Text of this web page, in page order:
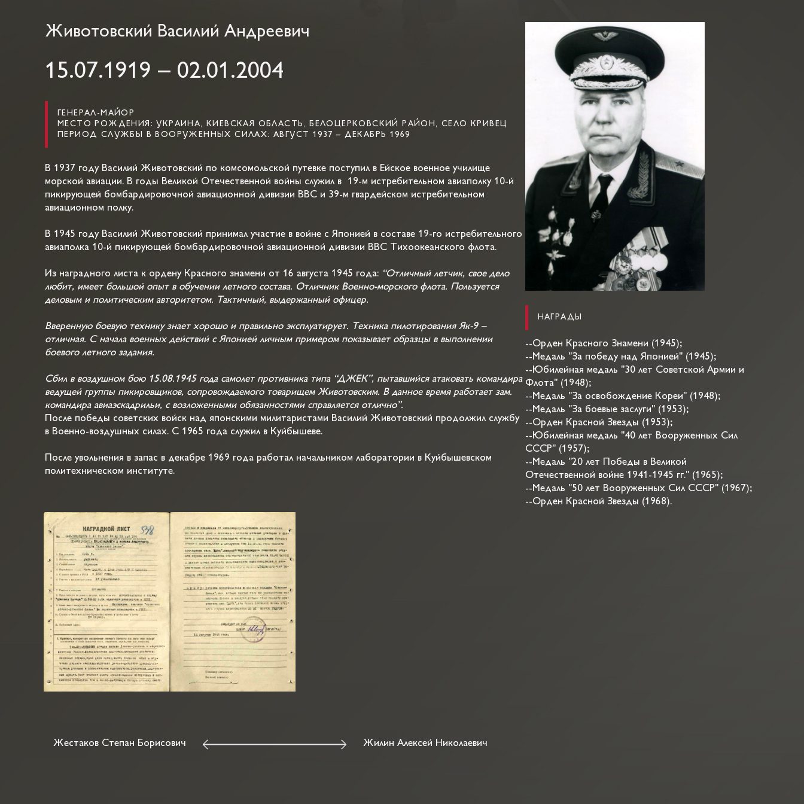
Животовский Василий Андреевич
15.07.1919 – 02.01.2004
ГЕНЕРАЛ-МАЙОР
МЕСТО РОЖДЕНИЯ: УКРАИНА, КИЕВСКАЯ ОБЛАСТЬ, БЕЛОЦЕРКОВСКИЙ РАЙОН, СЕЛО КРИВЕЦ
ПЕРИОД СЛУЖБЫ В ВООРУЖЕННЫХ СИЛАХ: АВГУСТ 1937 – ДЕКАБРЬ 1969
В 1937 году Василий Животовский по комсомольской путевке поступил в Ейское военное училище
морской авиации. В годы Великой Отечественной войны служил в 19-м истребительном авиаполку 10-й
пикирующей бомбардировочной авиационной дивизии ВВС и 39-м гвардейском истребительном
авиационном полку.
В 1945 году Василий Животовский принимал участие в войне с Японией в составе 19-го истребительного
авиаполка 10-й пикирующей бомбардировочной авиационной дивизии ВВС Тихоокеанского флота.
Из наградного листа к ордену Красного знамени от 16 августа 1945 года: “Отличный летчик, свое дело
любит, имеет большой опыт в обучении летного состава. Отличник Военно-морского флота. Пользуется
деловым и политическим авторитетом. Тактичный, выдержанный офицер.
Вверенную боевую технику знает хорошо и правильно эксплуатирует. Техника пилотирования Як-9 –
отличная. С начала военных действий с Японией личным примером показывает образцы в выполнении
боевого летного задания.
Сбил в воздушном бою 15.08.1945 года самолет противника типа “ДЖЕК”, пытавшийся атаковать командира
ведущей группы пикировщиков, сопровождаемого товарищем Животовским. В данное время работает зам.
командира авиаэскадрильи, с возложенными обязанностями справляется отлично”.
После победы советских войск над японскими милитаристами Василий Животовский продолжил службу
в Военно-воздушных силах. С 1965 года служил в Куйбышеве.
После увольнения в запас в декабре 1969 года работал начальником лаборатории в Куйбышевском
политехническом институте.
НАГРАДЫ
--Орден Красного Знамени (1945);
--Медаль "За победу над Японией" (1945);
--Юбилейная медаль "30 лет Советской Армии и
Флота" (1948);
--Медаль "За освобождение Кореи" (1948);
--Медаль "За боевые заслуги" (1953);
--Орден Красной Звезды (1953);
--Юбилейная медаль "40 лет Вооруженных Сил
СССР" (1957);
--Медаль "20 лет Победы в Великой
Отечественной войне 1941-1945 гг." (1965);
--Медаль "50 лет Вооруженных Сил СССР" (1967);
--Орден Красной Звезды (1968).
Жестаков Степан Борисович Жилин Алексей Николаевич